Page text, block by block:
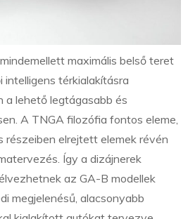
maximális belső teret
térkialakításra
a lehető legtágasabb és
A TNGA filozófia fontos eleme,
elrejtett elemek révén
Így a dizájnerek
az GA-B modellek
megjelenésű, alacsonyabb